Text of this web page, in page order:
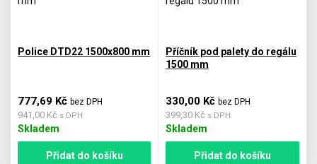
Police DTD22 1500x800 mm
777,69 Kčbez DPH
941,00 Kč s DPH
Skladem
Přidat do košíku
Příčník pod palety do regálu
1500 mm
330,00 Kč bez DPH
399,30 Kč s DPH
Skladem
Přidat do košíku